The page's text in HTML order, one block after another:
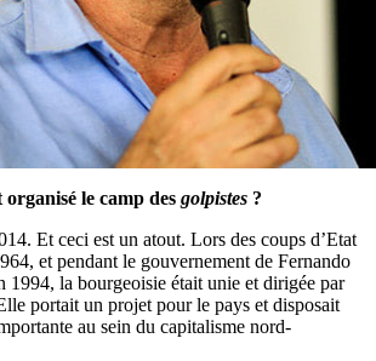
le camp des golpistes ?
Et ceci est un atout. Lors des coups d’Etat
et pendant le gouvernement de Fernando
1994, la bourgeoisie était unie et dirigée par
portait un projet pour le pays et disposait
au sein du capitalisme nord-